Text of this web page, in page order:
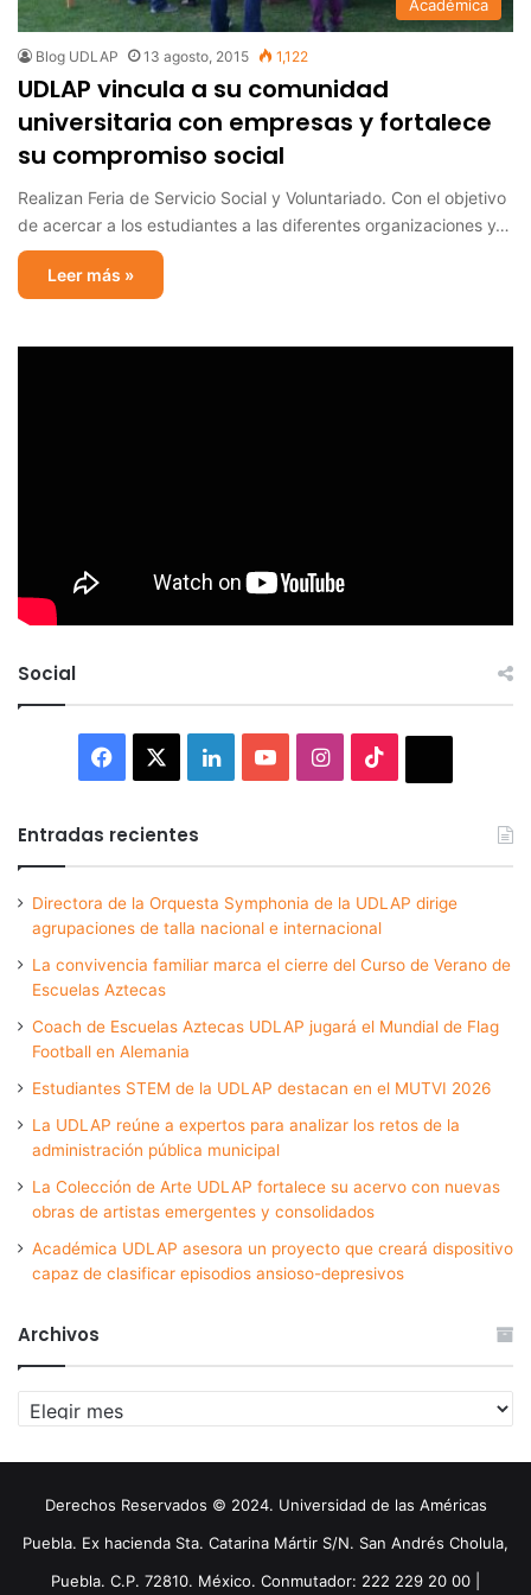
Académica
Blog UDLAP 13 agosto, 2015 1,122
UDLAP vincula a su comunidad
universitaria con empresas y fortalece
su compromiso social
Realizan Feria de Servicio Social y Voluntariado. Con el objetivo
de acercar a los estudiantes a las diferentes organizaciones y…
Leer más »
Social
Facebook LinkedInYouTubeInstagram
Entradas recientes
Directora de la Orquesta Symphonia de la UDLAP dirige
agrupaciones de talla nacional e internacional
La convivencia familiar marca el cierre del Curso de Verano de
Escuelas Aztecas
Coach de Escuelas Aztecas UDLAP jugará el Mundial de Flag
Football en Alemania
Estudiantes STEM de la UDLAP destacan en el MUTVI 2026
La UDLAP reúne a expertos para analizar los retos de la
administración pública municipal
La Colección de Arte UDLAP fortalece su acervo con nuevas
obras de artistas emergentes y consolidados
Académica UDLAP asesora un proyecto que creará dispositivo
capaz de clasificar episodios ansioso-depresivos
Archivos
Archivos
Derechos Reservados © 2024. Universidad de las Américas
Puebla. Ex hacienda Sta. Catarina Mártir S/N. San Andrés Cholula,
Puebla. C.P. 72810. México. Conmutador: 222 229 20 00 |